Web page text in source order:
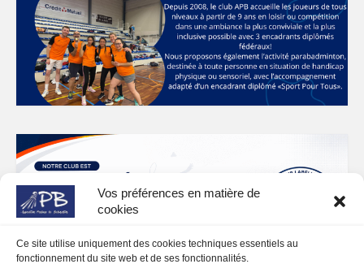
Vos préférences en matière de
cookies
Ce site utilise uniquement des cookies techniques essentiels au
fonctionnement du site web et de ses fonctionnalités.